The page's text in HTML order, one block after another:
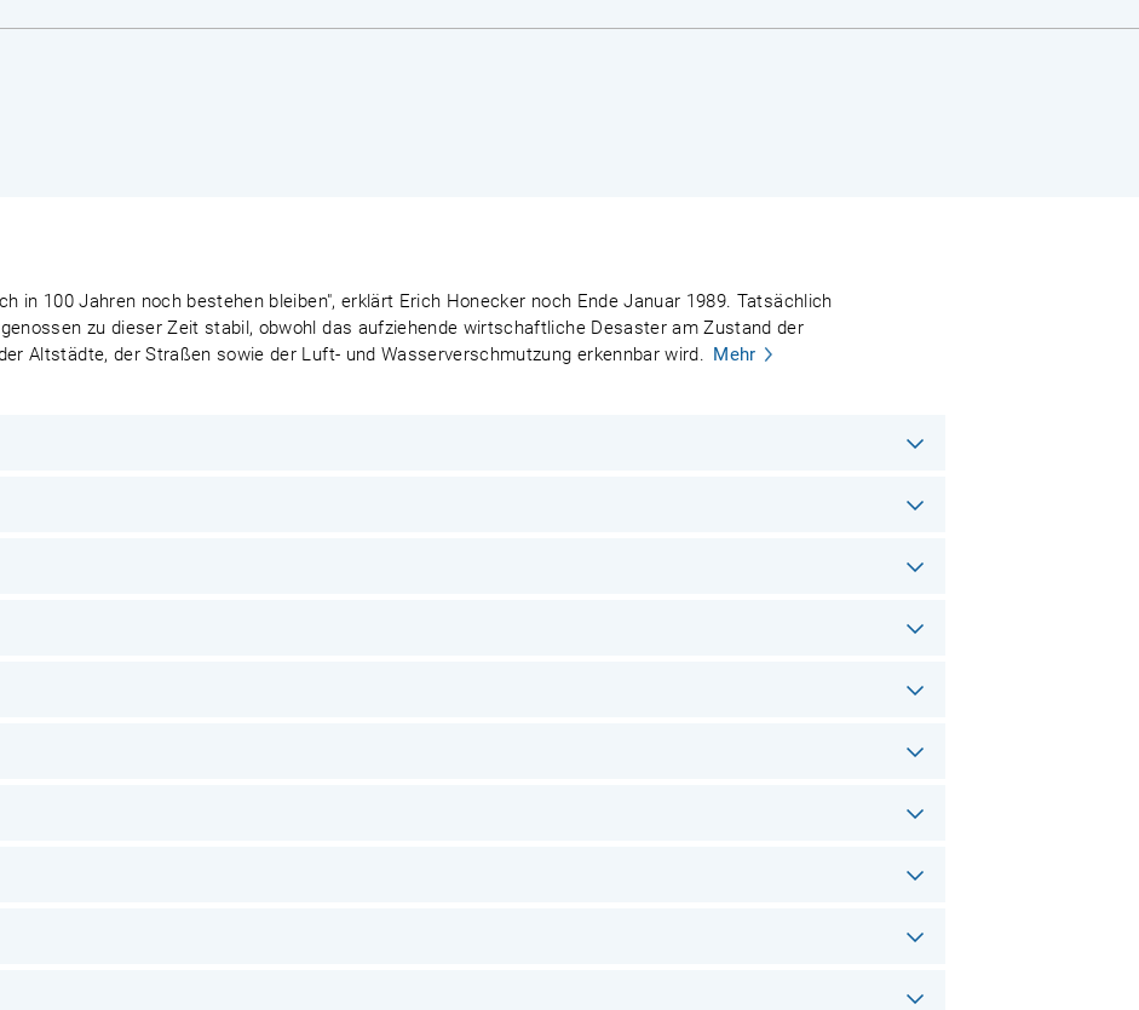
in 100 Jahren noch bestehen bleiben", erklärt Erich Honecker noch Ende Januar 1989. Tatsächlich
zu dieser Zeit stabil, obwohl das aufziehende wirtschaftliche Desaster am Zustand der
Altstädte, der Straßen sowie der Luft- und Wasserverschmutzung erkennbar wird. Mehr